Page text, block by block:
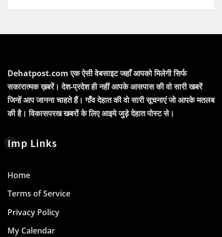
Dehatpost.com एक ऐसी वेबसाइट जहाँ आपको मिलेगी सिर्फ
सकारात्मक ख़बरें। देश-प्रदेश ही नहीं आपके आसपास की वो सारी खबरें
जिन्हें आप जानना चाहते हैं। गाँव देहात की वो सारी सूचनाएं जो आपके मतलब
की है। विकासपरख खबरों के लिए आइये जुड़े देहात पोस्ट से।
Imp Links
Home
Terms of Service
Privacy Policy
My Calendar